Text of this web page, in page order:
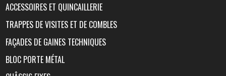
ACCESSOIRES ET QUINCAILLERIE
TRAPPES DE VISITES ET DE COMBLES
FAÇADES DE GAINES TECHNIQUES
BLOC PORTE MÉTAL